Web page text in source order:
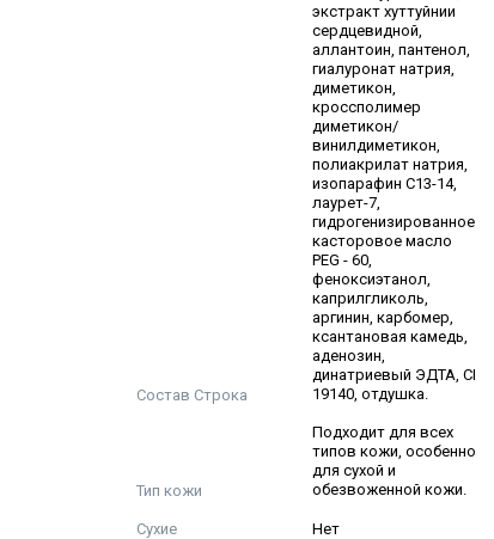
Состав Строка
экстракт хуттуйнии
сердцевидной,
аллантоин, пантенол,
гиалуронат натрия,
диметикон,
кроссполимер
диметикон/
винилдиметикон,
полиакрилат натрия,
изопарафин С13-14,
лаурет-7,
гидрогенизированное
касторовое масло
PEG - 60,
феноксиэтанол,
каприлгликоль,
аргинин, карбомер,
ксантановая камедь,
аденозин,
динатриевый ЭДТА, CI
19140, отдушка.
Тип кожи
Подходит для всех
типов кожи, особенно
для сухой и
обезвоженной кожи.
Сухие Нет